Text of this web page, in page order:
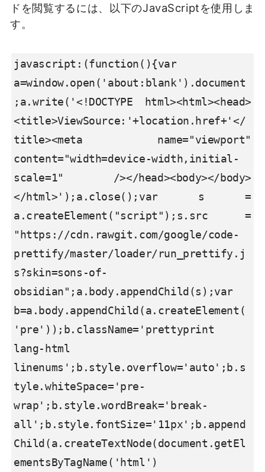
ドを閲覧するには、以下のJavaScriptを使用しま
す。
javascript:(function(){var
a=window.open('about:blank').document
;a.write('<!DOCTYPE html><html><head>
<title>ViewSource:'+location.href+'</
title><meta name="viewport"
content="width=device-width,initial-
scale=1" /></head><body></body>
</html>');a.close();var s =
a.createElement("script");s.src =
"https://cdn.rawgit.com/google/code-
prettify/master/loader/run_prettify.j
s?skin=sons-of-
obsidian";a.body.appendChild(s);var
b=a.body.appendChild(a.createElement(
'pre'));b.className='prettyprint
lang-html
linenums';b.style.overflow='auto';b.s
tyle.whiteSpace='pre-
wrap';b.style.wordBreak='break-
all';b.style.fontSize='11px';b.append
Child(a.createTextNode(document.getEl
ementsByTagName('html')